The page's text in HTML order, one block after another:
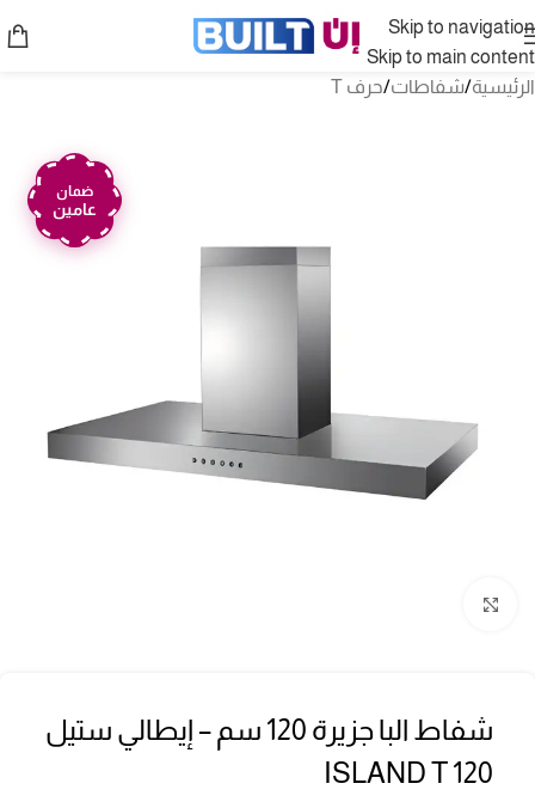
Skip to navigation
Skip to main content
الرئيسية/شفاطات/حرف T
ضمان
عامين
شفاط البا جزيرة 120 سم – إيطالي ستيل
ISLAND T 120